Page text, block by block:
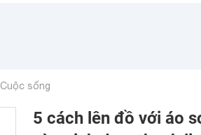
Cuộc sống
5 cách lên đồ với áo